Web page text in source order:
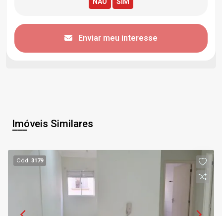
Enviar meu interesse
Imóveis Similares
Cód.3179